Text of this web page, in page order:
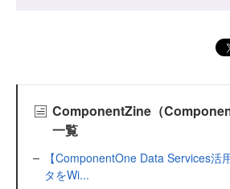
ComponentZine（
一覧
【ComponentOne Data Services活
タをWi...